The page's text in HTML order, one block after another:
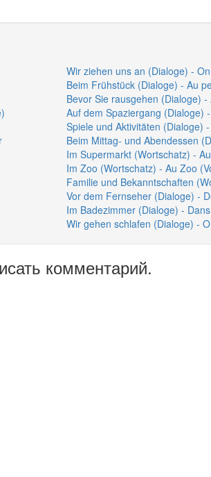
Wir ziehen uns an (Dialoge) -
Beim Frühstück (Dialoge) - Au
Bevor Sie rausgehen (Dialoge)
Auf dem Spaziergang (Dialoge)
Spiele und Aktivitäten (Dialoge)
Beim Mittag- und Abendessen
Im Supermarkt (Wortschatz) -
Im Zoo (Wortschatz) - Au Zoo
Familie und Bekanntschaften
Vor dem Fernseher (Dialoge) -
Im Badezimmer (Dialoge) -
Wir gehen schlafen (Dialoge) -
комментарий.